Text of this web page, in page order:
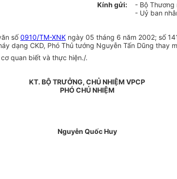
Kính gửi:
- Bộ Thương
- Uỷ ban
số0910/TM-XNK ngày 05 tháng 6 năm 2002; số
dạng CKD, Phó Thủ tướng Nguyễn Tấn Dũng
quan biết và thực hiện./.
KT. BỘ TRƯỞNG, CHỦ NHIỆM VPCP
PHÓ CHỦ NHIỆM
Nguyễn Quốc Huy